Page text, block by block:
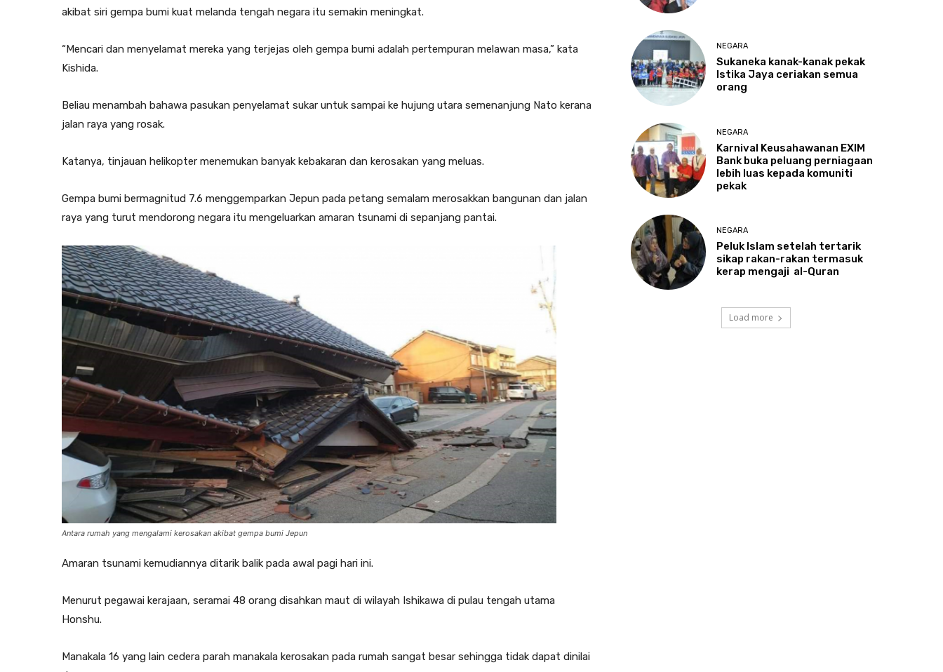
akibat siri gempa bumi kuat melanda tengah negara itu semakin meningkat.
“Mencari dan menyelamat mereka yang terjejas oleh gempa bumi adalah pertempuran melawan masa,” kata
Kishida.
Beliau menambah bahawa pasukan penyelamat sukar untuk sampai ke hujung utara semenanjung Nato kerana
jalan raya yang rosak.
Katanya, tinjauan helikopter menemukan banyak kebakaran dan kerosakan yang meluas.
Gempa bumi bermagnitud 7.6 menggemparkan Jepun pada petang semalam merosakkan bangunan dan jalan
raya yang turut mendorong negara itu mengeluarkan amaran tsunami di sepanjang pantai.
Antara rumah yang mengalami kerosakan akibat gempa bumi Jepun
Amaran tsunami kemudiannya ditarik balik pada awal pagi hari ini.
Menurut pegawai kerajaan, seramai 48 orang disahkan maut di wilayah Ishikawa di pulau tengah utama
Honshu.
Manakala 16 yang lain cedera parah manakala kerosakan pada rumah sangat besar sehingga tidak dapat dinilai
NEGARA
Sukaneka kanak-kanak pekak
Istika Jaya ceriakan semua
orang
NEGARA
Karnival Keusahawanan EXIM
Bank buka peluang perniagaan
lebih luas kepada komuniti
pekak
NEGARA
PelukIslam setelah tertarik
sikap rakan-rakan termasuk
kerap mengaji al-Quran
Load more